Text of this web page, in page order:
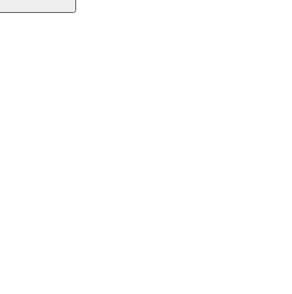
ど、あらゆるSNSに対応。
ーの心を動かすSNSマーケティング